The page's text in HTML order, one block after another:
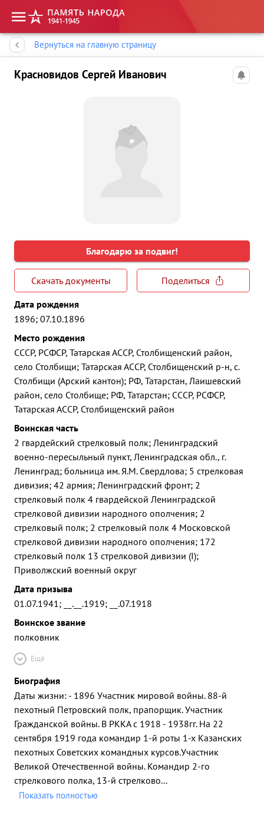
Вернуться на главную страницу
Красновидов Сергей Иванович
Благодарю за подвиг!
Скачать документы
Поделиться
Дата рождения
1896; 07.10.1896
Место рождения
СССР, РСФСР, Татарская АССР, Столбищенский район,
село Столбищи; Татарская АССР, Столбищенский р-н, с.
Столбищи (Арский кантон); РФ, Татарстан, Лаишевский
район, село Столбище; РФ, Татарстан; СССР, РСФСР,
Татарская АССР, Столбищенский район
Воинская часть
2 гвардейский стрелковый полк; Ленинградский
военно-пересыльный пункт, Ленинградская обл., г.
Ленинград; больница им. Я.М. Свердлова; 5 стрелковая
дивизия; 42 армия; Ленинградский фронт; 2
стрелковый полк 4 гвардейской Ленинградской
стрелковой дивизии народного ополчения; 2
стрелковый полк; 2 стрелковый полк 4 Московской
стрелковой дивизии народного ополчения; 172
стрелковый полк 13 стрелковой дивизии (I);
Приволжский военный округ
Дата призыва
01.07.1941; __.__.1919; __.07.1918
Воинское звание
полковник
Ещё
Биография
Даты жизни: - 1896 Участник мировой войны. 88-й
пехотный Петровский полк, прапорщик. Участник
Гражданской войны. В РККА с 1918 - 1938гг. На 22
сентября 1919 года командир 1-й роты 1-х Казанских
пехотных Советских командных курсов.Участник
Великой Отечественной войны. Командир 2-го
стрелкового полка, 13-й стрелково...
Показать полностью
Память народа